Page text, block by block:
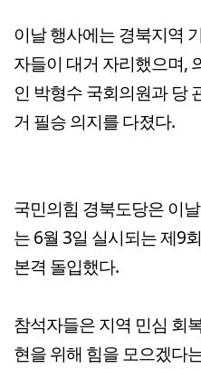
이날 행사에는 경북지역
자들이 대거 자리했으며,
인 박형수 국회의원과 당
거 필승 의지를 다졌다.
국민의힘 경북도당은 이
는 6월 3일 실시되는 제9
본격 돌입했다.
참석자들은 지역 민심 회
현을 위해 힘을 모으겠다